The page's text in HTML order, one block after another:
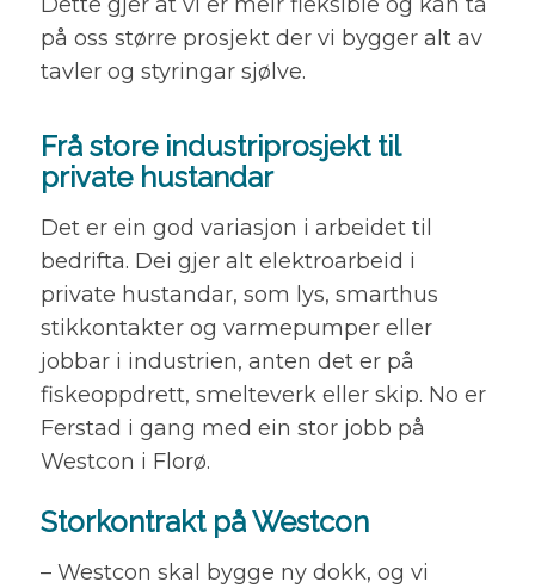
på oss større prosjekt der vi bygger alt av
tavler og styringar sjølve.
Frå store industriprosjekt til
private hustandar
Det er ein god variasjon i arbeidet til
bedrifta. Dei gjer alt elektroarbeid i
private hustandar, som lys, smarthus
stikkontakter og varmepumper eller
jobbar i industrien, anten det er på
fiskeoppdrett, smelteverk eller skip. No er
Ferstad i gang med ein stor jobb på
Westcon i Florø.
Storkontrakt på Westcon
– Westcon skal bygge ny dokk, og vi